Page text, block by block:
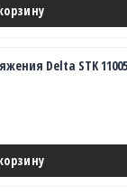
Delta STK